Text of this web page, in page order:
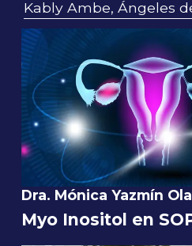
Kably Ambe, Ángeles
Dra. Mónica Yazmín
Myo Inositol en